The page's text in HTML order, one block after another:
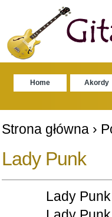
Home Akordy
Strona główna›
Lady Punk
Lady